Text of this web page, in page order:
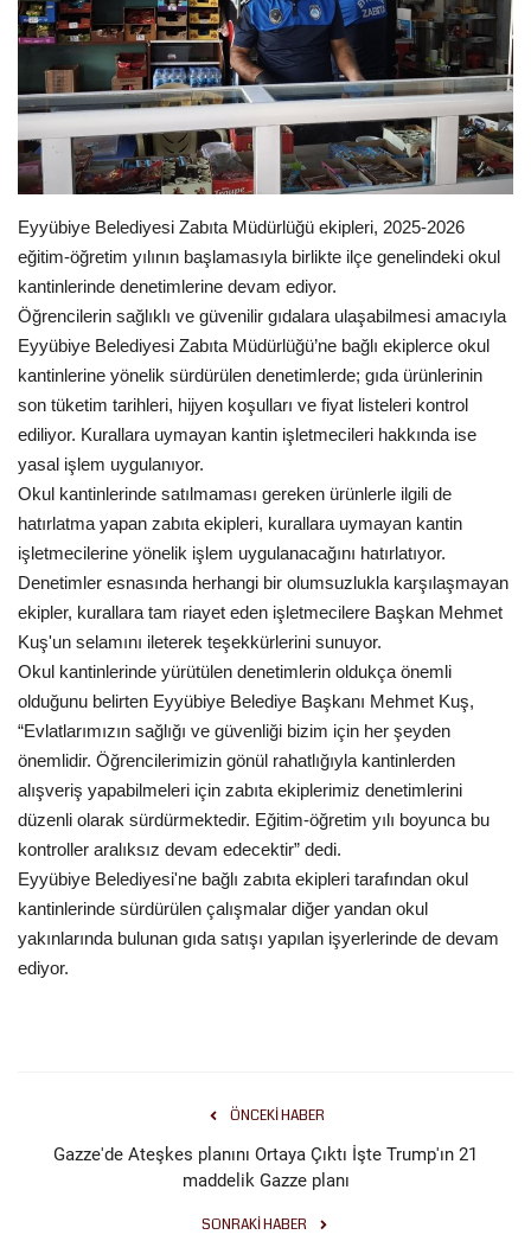
Gündem
Tekno Bilim
Ekonomi
Siyaset
Galeriler
Yaşam
Künye
Sağlık
İletişim
Kültür Sanat
Eyyübiye Belediyesi Zabıta Müdürlüğü ekipleri, 2025-2026
eğitim-öğretim yılının başlamasıyla birlikte ilçe genelindeki okul
kantinlerinde denetimlerine devam ediyor.
Öğrencilerin sağlıklı ve güvenilir gıdalara ulaşabilmesi amacıyla
Eyyübiye Belediyesi Zabıta Müdürlüğü’ne bağlı ekiplerce okul
kantinlerine yönelik sürdürülen denetimlerde; gıda ürünlerinin
son tüketim tarihleri, hijyen koşulları ve fiyat listeleri kontrol
ediliyor. Kurallara uymayan kantin işletmecileri hakkında ise
yasal işlem uygulanıyor.
Okul kantinlerinde satılmaması gereken ürünlerle ilgili de
hatırlatma yapan zabıta ekipleri, kurallara uymayan kantin
işletmecilerine yönelik işlem uygulanacağını hatırlatıyor.
Denetimler esnasında herhangi bir olumsuzlukla karşılaşmayan
ekipler, kurallara tam riayet eden işletmecilere Başkan Mehmet
Kuş'un selamını ileterek teşekkürlerini sunuyor.
Okul kantinlerinde yürütülen denetimlerin oldukça önemli
olduğunu belirten Eyyübiye Belediye Başkanı Mehmet Kuş,
“Evlatlarımızın sağlığı ve güvenliği bizim için her şeyden
önemlidir. Öğrencilerimizin gönül rahatlığıyla kantinlerden
alışveriş yapabilmeleri için zabıta ekiplerimiz denetimlerini
düzenli olarak sürdürmektedir. Eğitim-öğretim yılı boyunca bu
kontroller aralıksız devam edecektir” dedi.
Eyyübiye Belediyesi'ne bağlı zabıta ekipleri tarafından okul
kantinlerinde sürdürülen çalışmalar diğer yandan okul
yakınlarında bulunan gıda satışı yapılan işyerlerinde de devam
ediyor.
ÖNCEKI HABER
Gazze'de Ateşkes planını Ortaya Çıktı İşte Trump'ın 21
maddelik Gazze planı
SONRAKI HABER